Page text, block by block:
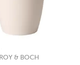
& BOCH